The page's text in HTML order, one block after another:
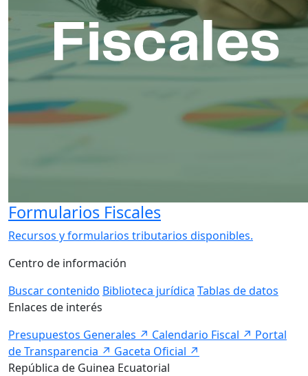
Formularios Fiscales
Recursos y formularios tributarios disponibles.
Centro de información
Buscar contenido Biblioteca jurídica Tablas de datos
Enlaces de interés
Presupuestos Generales ↗ Calendario Fiscal ↗ Portal
de Transparencia ↗ Gaceta Oficial ↗
República de Guinea Ecuatorial